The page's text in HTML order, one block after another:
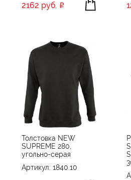
2162 руб.
Толстовка NEW
SUPREME 280,
угольно-серая
Артикул: 1840.10